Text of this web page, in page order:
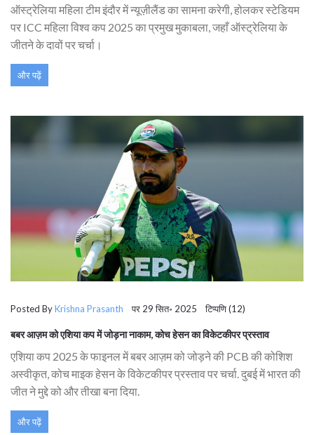
ऑस्ट्रेलिया महिला टीम इंदौर में न्यूज़ीलैंड का सामना करेगी, होलकर स्टेडियम
पर ICC महिला विश्व कप 2025 का प्रमुख मुकाबला, जहाँ ऑस्ट्रेलिया के
जीतने के दावों पर चर्चा।
और पढ़ें
Posted ByKrishna Prasanth पर 29 सित॰ 2025 टिप्पणि (12)
बबर आज़म को एशिया कप में जोड़ना नाकाम, कोच हेसन का विकेटकीपर प्रस्ताव
एशिया कप 2025 के फाइनल में बबर आज़म को जोड़ने की PCB की कोशिश
अस्वीकृत, कोच माइक हेसन के विकेटकीपर प्रस्ताव पर चर्चा. दुबई में भारत की
जीत ने मुद्दे को और तीखा बना दिया.
और पढ़ें